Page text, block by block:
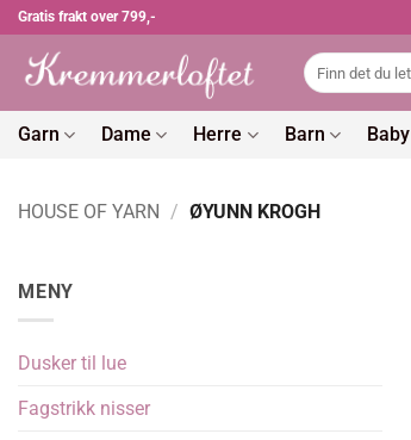
Skip
content
Gratis frakt over 799,-
Søk
etter:
Garn Dame Herre Barn Baby
HOUSE OF YARN / ØYUNN KROGH
MENY
Dusker til lue
Fagstrikk nisser